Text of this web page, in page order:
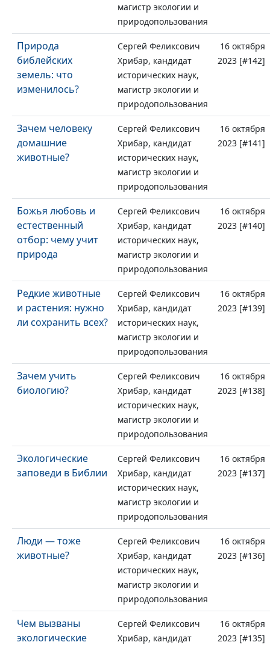
магистр экологии и
природопользования
Природа
библейских
земель: что
изменилось?
Сергей Феликсович
Хрибар, кандидат
исторических наук,
магистр экологии и
природопользования
16 октября
2023 [#142]
Зачем человеку
домашние
животные?
Сергей Феликсович
Хрибар, кандидат
исторических наук,
магистр экологии и
природопользования
16 октября
2023 [#141]
Божья любовь и
естественный
отбор: чему учит
природа
Сергей Феликсович
Хрибар, кандидат
исторических наук,
магистр экологии и
природопользования
16 октября
2023 [#140]
Редкие животные
и растения: нужно
ли сохранить всех?
Сергей Феликсович
Хрибар, кандидат
исторических наук,
магистр экологии и
природопользования
16 октября
2023 [#139]
Зачем учить
биологию?
Сергей Феликсович
Хрибар, кандидат
исторических наук,
магистр экологии и
природопользования
16 октября
2023 [#138]
Экологические
заповеди в Библии
Сергей Феликсович
Хрибар, кандидат
исторических наук,
магистр экологии и
природопользования
16 октября
2023 [#137]
Люди — тоже
животные?
Сергей Феликсович
Хрибар, кандидат
исторических наук,
магистр экологии и
природопользования
16 октября
2023 [#136]
Чем вызваны
экологические
Сергей Феликсович
Хрибар, кандидат
16 октября
2023 [#135]